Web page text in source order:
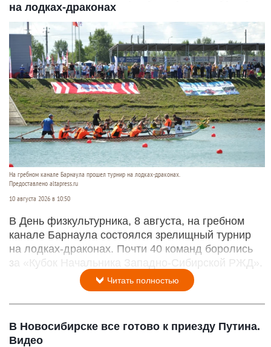
на лодках-драконах
На гребном канале Барнаула прошел турнир на лодках-драконах.
Предоставлено altapress.ru
10 августа 2026 в 10:50
В День физкультурника, 8 августа, на гребном
канале Барнаула состоялся зрелищный турнир
на лодках-драконах. Почти 40 команд боролись
за «Кубок Начальника Западно-Сибирской РЖД».
Читать полностью
В Новосибирске все готово к приезду Путина.
Видео